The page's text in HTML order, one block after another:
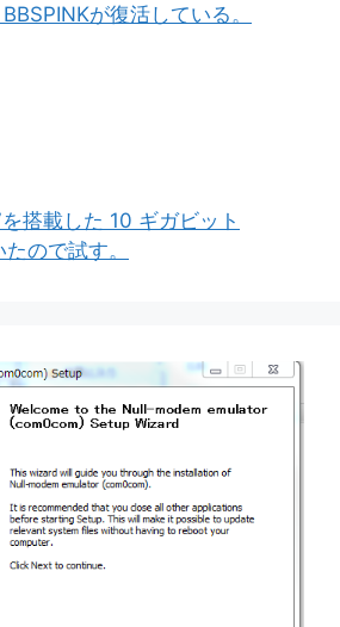
が復活している。
搭載した 10 ギガビット
ので試す。